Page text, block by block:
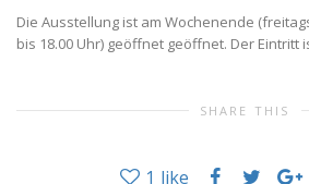
Die Ausstellung ist am Wochenende
bis 18.00 Uhr) geöffnet geöffnet. Der Eintritt
SHARE THIS
1 like